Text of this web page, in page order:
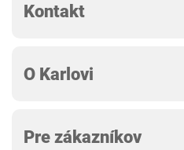
Kontakt
O Karlovi
Pre zákazníkov